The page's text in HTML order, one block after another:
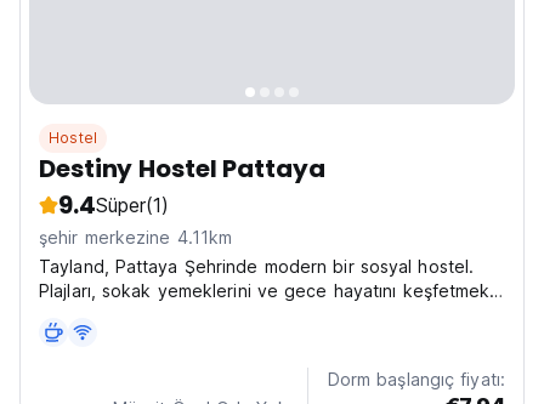
Hostel
Destiny Hostel Pattaya
9.4Süper(1)
şehir merkezine 4.11km
Tayland, Pattaya Şehrinde modern bir sosyal hostel.
Plajları, sokak yemeklerini ve gece hayatını keşfetmek
harika bir üs. (Auto-translated from original language)
Dorm başlangıç fiyatı: